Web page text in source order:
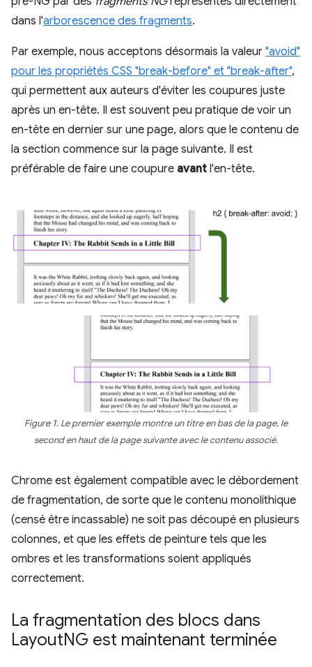
dans l'arborescence des fragments.
Par exemple, nous acceptons désormais la valeur "avoid"
pour les propriétés CSS "break-before" et "break-after",
qui permettent aux auteurs d'éviter les coupures juste
après un en-tête. Il est souvent peu pratique de voir un
en-tête en dernier sur une page, alors que le contenu de
la section commence sur la page suivante. Il est
préférable de faire une coupure avant l'en-tête.
Figure 1. Le premier exemple montre un titre en bas de la page, le
second en haut de la page suivante avec le contenu associé.
Chrome est également compatible avec le débordement
de fragmentation, de sorte que le contenu monolithique
(censé être incassable) ne soit pas découpé en plusieurs
colonnes, et que les effets de peinture tels que les
ombres et les transformations soient appliqués
correctement.
La fragmentation des blocs dans
LayoutNG est maintenant terminée